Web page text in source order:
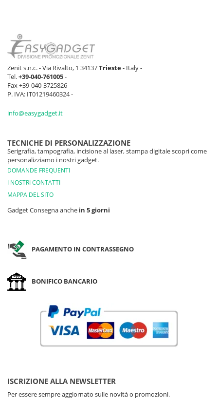
Zenit s.n.c. - Via Rivalto, 1 34137Trieste- Italy -
Tel.+39-040-761005-
Fax +39-040-3725826 -
P. IVA: IT01219460324 -
info@easygadget.it
TECNICHE DI PERSONALIZZAZIONE
Serigrafia, tampografia, incisione al laser, stampa digitale scopri come
personalizziamo i nostri gadget.
DOMANDE FREQUENTI
I NOSTRI CONTATTI
MAPPA DEL SITO
Gadget Consegna anche in 5 giorni
PAGAMENTO IN CONTRASSEGNO
BONIFICO BANCARIO
ISCRIZIONE ALLA NEWSLETTER
Per essere sempre aggiornato sulle novità o promozioni.